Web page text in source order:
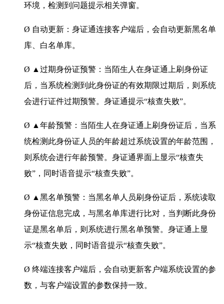
环境，检测到问题提示相关弹窗。
Ø 自动更新：身证通连接客户端后，会自动更新黑名单
库、白名单库。
Ø ▲过期身份证预警：当陌生人在身证通上刷身份证
后，当系统检测到此身份证的有效期限过期后，则系统
会进行证件过期预警。身证通提示“核查失败”。
Ø ▲年龄预警：当陌生人在身证通上刷身份证后，当系
统检测此身份证人员的年龄超过系统设置的年龄范围，
则系统会进行年龄预警。身证通界面上显示“核查失
败”，同时语音提示“核查失败”。
Ø ▲黑名单预警：当黑名单人员刷身份证后，系统读取
身份证信息完成，与黑名单库进行比对，当判断此身份
证是黑名单后，则系统进行黑名单预警。身证通上显
示“核查失败，同时语音提示“核查失败”。
Ø 终端连接客户端后，会自动更新客户端系统设置的参
数，与客户端设置的参数保持一致。